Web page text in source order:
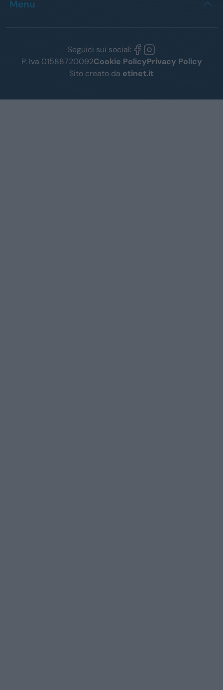
Menu
Seguici sui social:
P. Iva 01588720092Cookie PolicyPrivacy Policy
Sito creato da etinet.it